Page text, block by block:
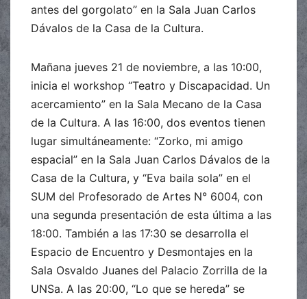
antes del gorgolato” en la Sala Juan Carlos
Dávalos de la Casa de la Cultura.
Mañana jueves 21 de noviembre, a las 10:00,
inicia el workshop “Teatro y Discapacidad. Un
acercamiento” en la Sala Mecano de la Casa
de la Cultura. A las 16:00, dos eventos tienen
lugar simultáneamente: “Zorko, mi amigo
espacial” en la Sala Juan Carlos Dávalos de la
Casa de la Cultura, y “Eva baila sola” en el
SUM del Profesorado de Artes N° 6004, con
una segunda presentación de esta última a las
18:00. También a las 17:30 se desarrolla el
Espacio de Encuentro y Desmontajes en la
Sala Osvaldo Juanes del Palacio Zorrilla de la
UNSa. A las 20:00, “Lo que se hereda” se